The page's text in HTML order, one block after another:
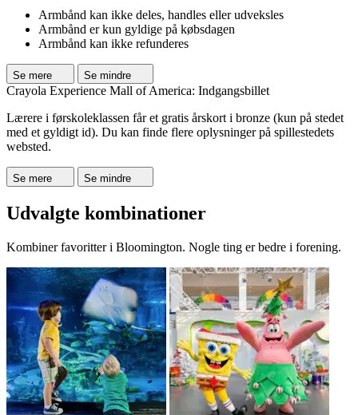
Armbånd kan ikke deles, handles eller udveksles
Armbånd er kun gyldige på købsdagen
Armbånd kan ikke refunderes
Se mere Se mindre
Crayola Experience Mall of America: Indgangsbillet
Lærere i førskoleklassen får et gratis årskort i bronze (kun på stedet
med et gyldigt id). Du kan finde flere oplysninger på spillestedets
websted.
Se mere Se mindre
Udvalgte kombinationer
Kombiner favoritter i Bloomington. Nogle ting er bedre i forening.